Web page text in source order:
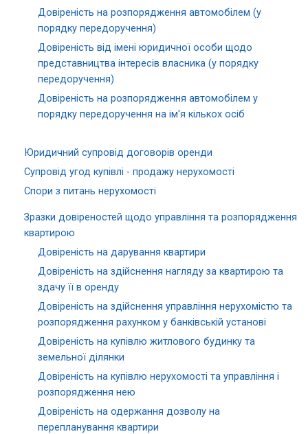
Довіреність на розпорядження автомобілем (у
порядку передоручення)
Довіреність від імені юридичної особи щодо
представництва інтересів власника (у порядку
передоручення)
Довіреність на розпорядження автомобілем у
порядку передоручення на ім'я кількох осіб
Юридичний супровід договорів оренди
Супровід угод купівлі - продажу нерухомості
Спори з питань нерухомості
Зразки довіреностей щодо управління та розпорядження
квартирою
Довіреність на дарування квартири
Довіреність на здійснення нагляду за квартирою та
здачу її в оренду
Довіреність на здійснення управління нерухомістю та
розпорядження рахунком у банківській установі
Довіреність на купівлю житлового будинку та
земельної ділянки
Довіреність на купівлю нерухомості та управління і
розпорядження нею
Довіреність на одержання дозволу на
перепланування квартири